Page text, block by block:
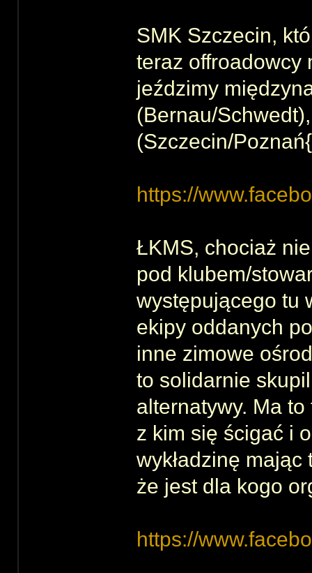
SMK Szczecin,
teraz offroadowcy
jeździmy
(Bernau/
(Szczecin/
https://
ŁKMS, chociaż
pod klubem/
występującego tu
ekipy oddanych
inne zimowe
to solidarnie
alternatywy. Ma
z kim się ścigać i
wykładzinę
że jest dla kogo
https://